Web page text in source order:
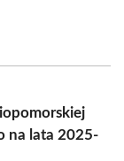
na lata 2025-